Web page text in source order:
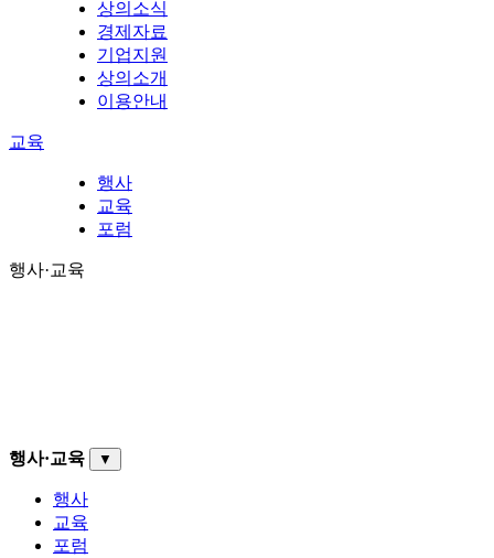
상의소식
경제자료
기업지원
상의소개
이용안내
교육
행사
교육
포럼
행사·교육
행사·교육 ▼
행사
교육
포럼